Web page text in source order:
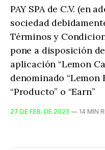
PAY SPA de C.V. (en
sociedad
Términos y
pone a disposición
aplicación “Lemon
denominado “Lemon
“Producto” o “Earn”
27 DE FEB. DE 2025 — 14 MIN